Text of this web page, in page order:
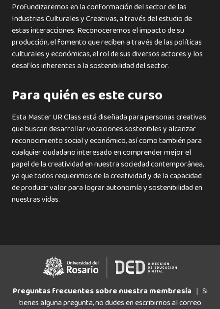
Profundizaremos en la conformación del sector de las
Industrias Culturales y Creativas, a través del estudio de
estas interacciones. Reconoceremos el impacto de su
producción, el fomento que reciben a través de las políticas
culturales y económicas, el rol de sus diversos actores y los
desafíos inherentes a la sostenibilidad del sector.
Para quién es este curso
Esta Master UR Class está diseñada para personas creativas
que buscan desarrollar vocaciones sostenibles y alcanzar
reconocimiento social y económico, así como también para
cualquier ciudadano interesado en comprender mejor el
papel de la creatividad en nuestra sociedad contemporánea,
ya que todos requerimos de la creatividad y de la capacidad
de producir valor para lograr autonomía y sostenibilidad en
nuestras vidas.
Preguntas frecuentes sobre nuestra membresía | Si
tienes alguna pregunta, no dudes en escribirnos al correo